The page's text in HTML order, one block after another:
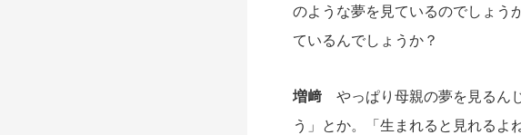
のような夢を見ているのでしょ
ているんでしょうか？
増﨑 やっぱり母親の夢を見るん
う」とか。「生まれると見れるよ